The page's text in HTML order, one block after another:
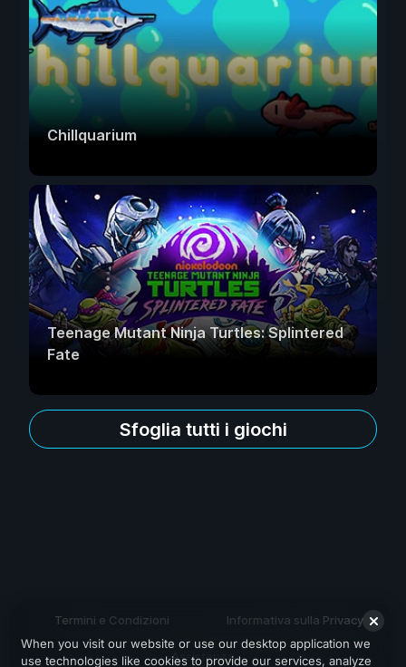
Chillquarium
Teenage Mutant Ninja Turtles: Splintered
Fate
Sfoglia tutti i giochi
Termini e Condizioni Informativa sulla Privacy
Assistenza
When you visit our website or use our desktop application we
use technologies like cookies to provide our services, analyze